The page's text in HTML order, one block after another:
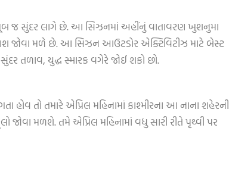
જ સુંદર લાગે છે. આ સિઝનમાં અહીંનું વાતાવરણ ખુશનુમા
જોવા મળે છે. આ સિઝન આઉટડોર એક્ટિવિટીઝ માટે બેસ્ટ
તળાવ, યુદ્ધ સ્મારક વગેરે જોઈ શકો છો.
હોવ તો તમારે એપ્રિલ મહિનામાં કાશ્મીરના આ નાના શહેરની
મળશે. તમે એપ્રિલ મહિનામાં વધુ સારી રીતે પૃથ્વી પર